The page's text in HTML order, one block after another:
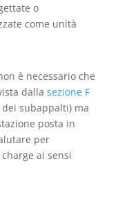
o
come unità
è necessario che
dalla sezione F
subappalti) ma
posta in
per
ai sensi